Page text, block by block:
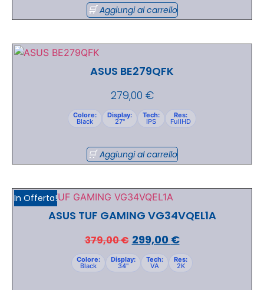
Aggiungi al carrello
ASUS BE279QFK
279,00 €
Colore:
Black
Display:
27"
Tech:
IPS
Res:
FullHD
Aggiungi al carrello
In Offerta!
ASUS TUF GAMING VG34VQEL1A
379,00€ 299,00 €
Colore:
Black
Display:
34"
Tech:
VA
Res:
2K